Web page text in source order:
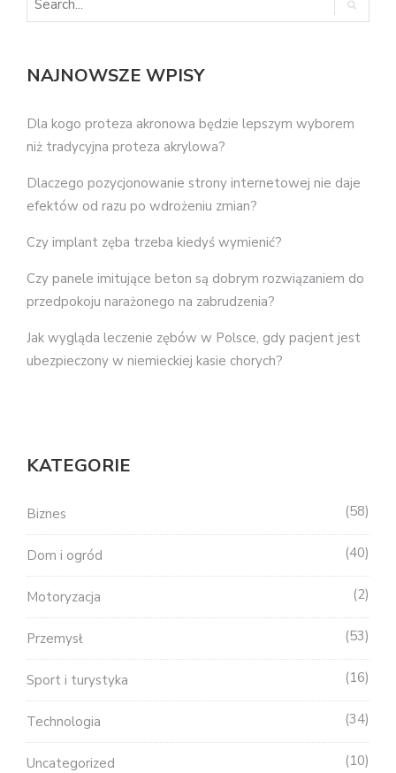
NAJNOWSZE WPISY
Dla kogo proteza akronowa będzie lepszym wyborem
niż tradycyjna proteza akrylowa?
Dlaczego pozycjonowanie strony internetowej nie daje
efektów od razu po wdrożeniu zmian?
Czy implant zęba trzeba kiedyś wymienić?
Czy panele imitujące beton są dobrym rozwiązaniem do
przedpokoju narażonego na zabrudzenia?
Jak wygląda leczenie zębów w Polsce, gdy pacjent jest
ubezpieczony w niemieckiej kasie chorych?
KATEGORIE
Biznes 58
Dom i ogród 40
Motoryzacja 2
Przemysł 53
Sport i turystyka 16
Technologia 34
Uncategorized 10